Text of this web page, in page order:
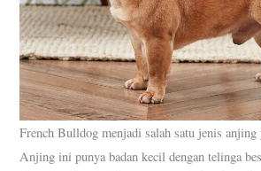
French Bulldog menjadi salah satu jenis
Anjing ini punya badan kecil dengan telinga